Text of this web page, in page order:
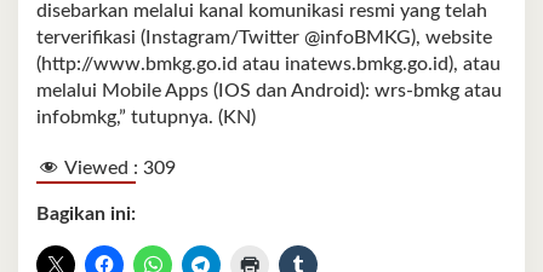
disebarkan melalui kanal komunikasi resmi yang telah
terverifikasi (Instagram/Twitter @infoBMKG), website
(http://www.bmkg.go.id atau inatews.bmkg.go.id), atau
melalui Mobile Apps (IOS dan Android): wrs-bmkg atau
infobmkg,” tutupnya. (KN)
Viewed : 309
Bagikan ini: